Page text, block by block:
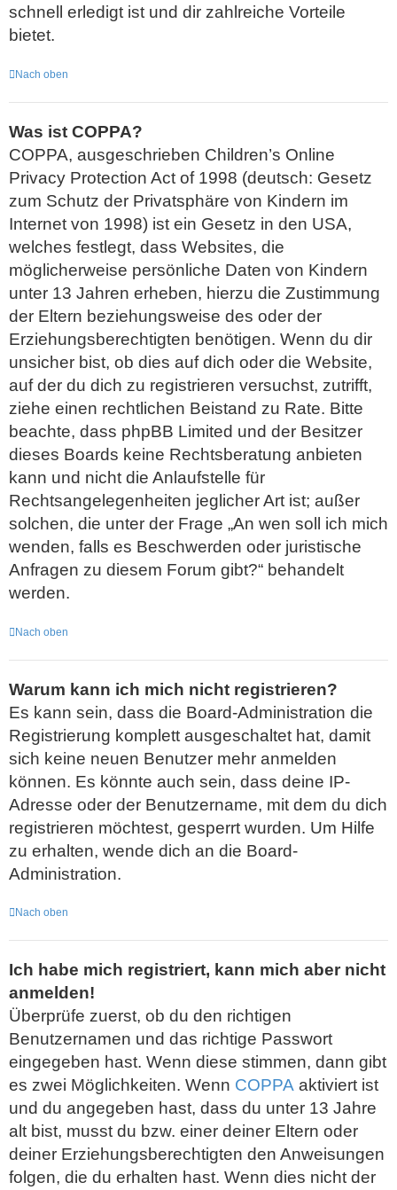
schnell erledigt ist und dir zahlreiche Vorteile
bietet.
Nach oben
Was ist COPPA?
COPPA, ausgeschrieben Children’s Online
Privacy Protection Act of 1998 (deutsch: Gesetz
zum Schutz der Privatsphäre von Kindern im
Internet von 1998) ist ein Gesetz in den USA,
welches festlegt, dass Websites, die
möglicherweise persönliche Daten von Kindern
unter 13 Jahren erheben, hierzu die Zustimmung
der Eltern beziehungsweise des oder der
Erziehungsberechtigten benötigen. Wenn du dir
unsicher bist, ob dies auf dich oder die Website,
auf der du dich zu registrieren versuchst, zutrifft,
ziehe einen rechtlichen Beistand zu Rate. Bitte
beachte, dass phpBB Limited und der Besitzer
dieses Boards keine Rechtsberatung anbieten
kann und nicht die Anlaufstelle für
Rechtsangelegenheiten jeglicher Art ist; außer
solchen, die unter der Frage „An wen soll ich mich
wenden, falls es Beschwerden oder juristische
Anfragen zu diesem Forum gibt?“ behandelt
werden.
Nach oben
Warum kann ich mich nicht registrieren?
Es kann sein, dass die Board-Administration die
Registrierung komplett ausgeschaltet hat, damit
sich keine neuen Benutzer mehr anmelden
können. Es könnte auch sein, dass deine IP-
Adresse oder der Benutzername, mit dem du dich
registrieren möchtest, gesperrt wurden. Um Hilfe
zu erhalten, wende dich an die Board-
Administration.
Nach oben
Ich habe mich registriert, kann mich aber nicht
anmelden!
Überprüfe zuerst, ob du den richtigen
Benutzernamen und das richtige Passwort
eingegeben hast. Wenn diese stimmen, dann gibt
es zwei Möglichkeiten. Wenn COPPA aktiviert ist
und du angegeben hast, dass du unter 13 Jahre
alt bist, musst du bzw. einer deiner Eltern oder
deiner Erziehungsberechtigten den Anweisungen
folgen, die du erhalten hast. Wenn dies nicht der